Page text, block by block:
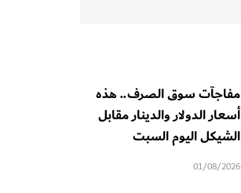
مفاجآت سوق الصرف.. هذه
أسعار الدولار والدينار مقابل
الشيكل اليوم السبت
01/08/2026